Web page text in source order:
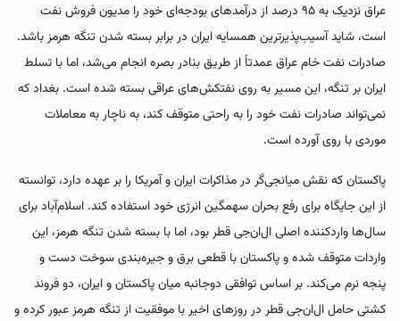
عراق نزدیک به ۹۵ درصد از درآمدهای بودجه‌ای خود را مدیون فروش نفت
است، شاید آسیب‌پذیرترین همسایه ایران در برابر بسته شدن تنگه هرمز باشد.
صادرات نفت خام عراق عمدتاً از طریق بنادر بصره انجام می‌شد، اما با تسلط
ایران بر تنگه، این مسیر به روی نفتکش‌های عراقی بسته شده است. بغداد که
نمی‌تواند صادرات نفت خود را به راحتی متوقف کند، به ناچار به معاملات
موردی با روی آورده است.
پاکستان که نقش میانجی‌گر در مذاکرات ایران و آمریکا را بر عهده دارد، توانسته
از این جایگاه برای رفع بحران سهمگین انرژی خود استفاده کند. اسلام‌آباد برای
سال‌ها واردکننده اصلی ال‌ان‌جی قطر بود، اما با بسته شدن تنگه هرمز، این
واردات متوقف شده و پاکستان با قطعی برق و جیره‌بندی سوخت دست و
پنجه نرم می‌کند. بر اساس توافقی دوجانبه میان پاکستان و ایران، دو فروند
کشتی حامل ال‌ان‌جی قطر در روزهای اخیر با موفقیت از تنگه هرمز عبور کرده و